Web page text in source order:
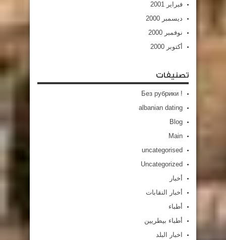
فبراير 2001
ديسمبر 2000
نوفمبر 2000
أكتوبر 2000
تصنيفات
! Без рубрики
albanian dating
Blog
Main
uncategorised
Uncategorized
أخبار
أخبار النقابات
أطباء
أطباء بيطريين
اخبار البلد